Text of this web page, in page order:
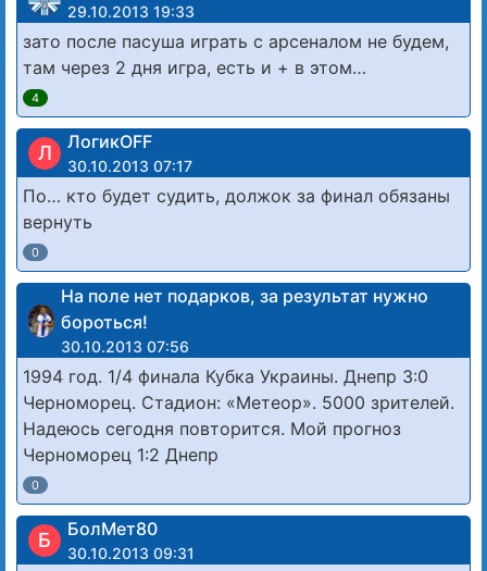
29.10.2013 19:33
зато после пасуша играть с арсеналом не будем,
там через 2 дня игра, есть и + в этом…
4
Л ЛогикOFF
30.10.2013 07:17
По… кто будет судить, должок за финал обязаны
вернуть
0
На поле нет подарков, за результат нужно
бороться!
30.10.2013 07:56
1994 год. 1/4 финала Кубка Украины. Днепр 3:0
Черноморец. Стадион: «Метеор». 5000 зрителей.
Надеюсь сегодня повторится. Мой прогноз
Черноморец 1:2 Днепр
0
Б БолМет80
30.10.2013 09:31